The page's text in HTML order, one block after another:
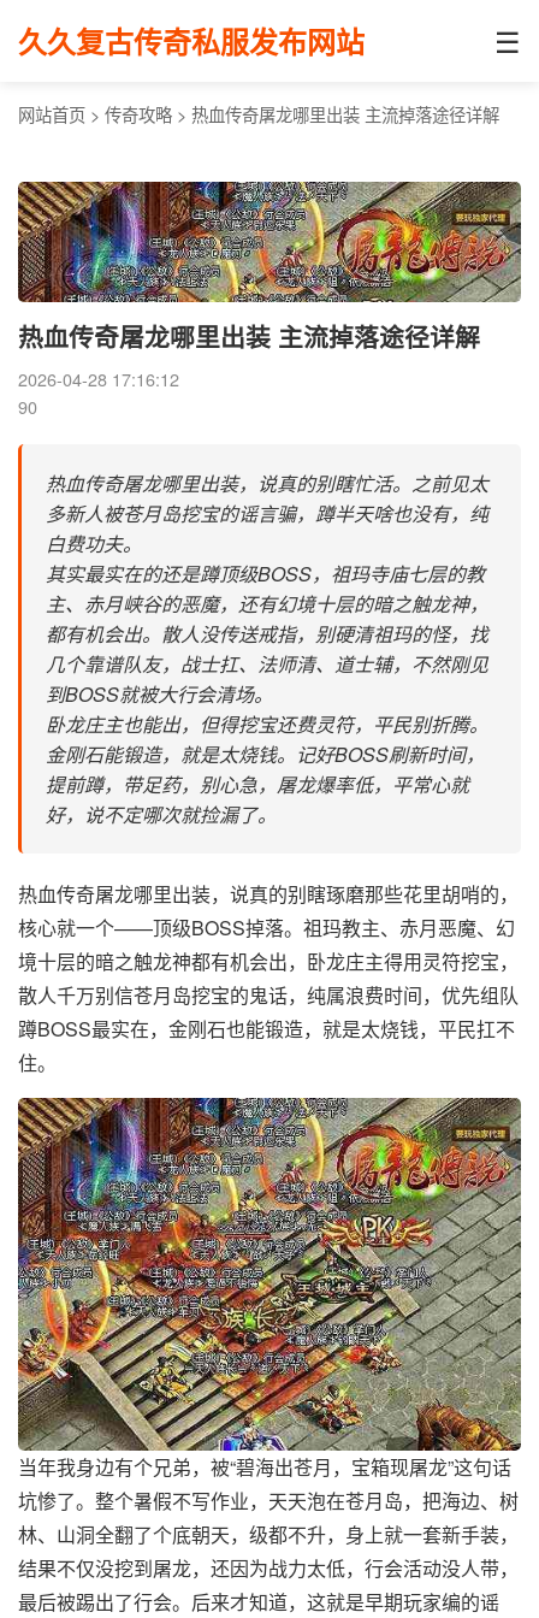
久久复古传奇私服发布网站 ☰
网站首页 > 传奇攻略 > 热血传奇屠龙哪里出装 主流掉落途径详解
热血传奇屠龙哪里出装 主流掉落途径详解
2026-04-28 17:16:12
90
热血传奇屠龙哪里出装，说真的别瞎忙活。之前见太
多新人被苍月岛挖宝的谣言骗，蹲半天啥也没有，纯
白费功夫。
其实最实在的还是蹲顶级BOSS，祖玛寺庙七层的教
主、赤月峡谷的恶魔，还有幻境十层的暗之触龙神，
都有机会出。散人没传送戒指，别硬清祖玛的怪，找
几个靠谱队友，战士扛、法师清、道士辅，不然刚见
到BOSS就被大行会清场。
卧龙庄主也能出，但得挖宝还费灵符，平民别折腾。
金刚石能锻造，就是太烧钱。记好BOSS刷新时间，
提前蹲，带足药，别心急，屠龙爆率低，平常心就
好，说不定哪次就捡漏了。
热血传奇屠龙哪里出装，说真的别瞎琢磨那些花里胡哨的，
核心就一个——顶级BOSS掉落。祖玛教主、赤月恶魔、幻
境十层的暗之触龙神都有机会出，卧龙庄主得用灵符挖宝，
散人千万别信苍月岛挖宝的鬼话，纯属浪费时间，优先组队
蹲BOSS最实在，金刚石也能锻造，就是太烧钱，平民扛不
住。
当年我身边有个兄弟，被“碧海出苍月，宝箱现屠龙”这句话
坑惨了。整个暑假不写作业，天天泡在苍月岛，把海边、树
林、山洞全翻了个底朝天，级都不升，身上就一套新手装，
结果不仅没挖到屠龙，还因为战力太低，行会活动没人带，
最后被踢出了行会。后来才知道，这就是早期玩家编的谣